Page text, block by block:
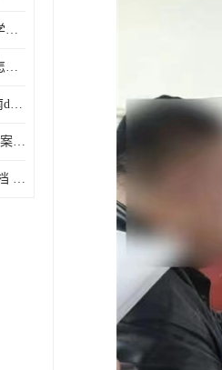
准备出国留学，高中档案学校发给我了怎么办？
单位调档，档案找不到了怎么办？
dangan丢失怎样补办？湖南dangan丢失补办流程介绍！
档案在手里 档案被拆开 档案补办 档案问题一站式服务
长沙档案激活 长沙个人存档 长沙档案存档